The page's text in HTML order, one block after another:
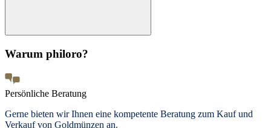
Warum philoro?
Persönliche Beratung
Gerne bieten wir Ihnen eine kompetente Beratung zum Kauf und
Verkauf von Goldmünzen an.